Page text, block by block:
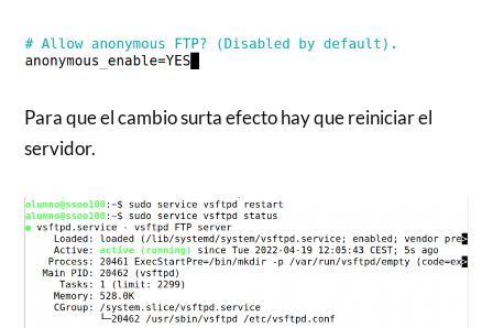
Para que el cambio surta efecto hay que reiniciar el
servidor.